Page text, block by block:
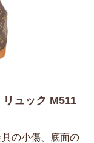
ュック M511
の小傷、底面の